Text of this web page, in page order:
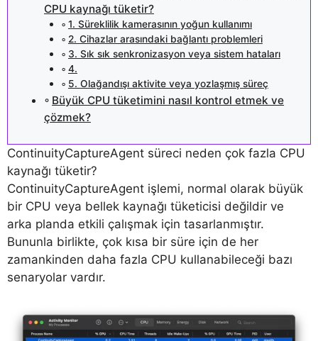
CPU kaynağı tüketir?
1. Süreklilik kamerasının yoğun kullanımı
2. Cihazlar arasındaki bağlantı problemleri
3. Sık sık senkronizasyon veya sistem hataları
4.
5. Olağandışı aktivite veya yozlaşmış süreç
Büyük CPU tüketimini nasıl kontrol etmek ve
çözmek?
ContinuityCaptureAgent süreci neden çok fazla CPU
kaynağı tüketir?
ContinuityCaptureAgent işlemi, normal olarak büyük
bir CPU veya bellek kaynağı tüketicisi değildir ve
arka planda etkili çalışmak için tasarlanmıştır.
Bununla birlikte, çok kısa bir süre için de her
zamankinden daha fazla CPU kullanabileceği bazı
senaryolar vardır.